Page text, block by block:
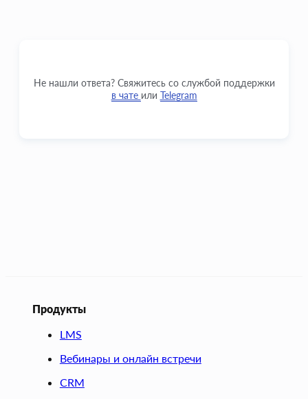
Не нашли ответа? Свяжитесь со службой поддержки
в чате или Telegram
Продукты
LMS
Вебинары и онлайн встречи
CRM